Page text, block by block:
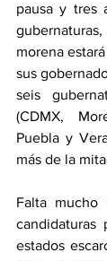
pausa y tres
morena
sus
seis
(CDMX,
Puebla y
más de la
Falta
estados